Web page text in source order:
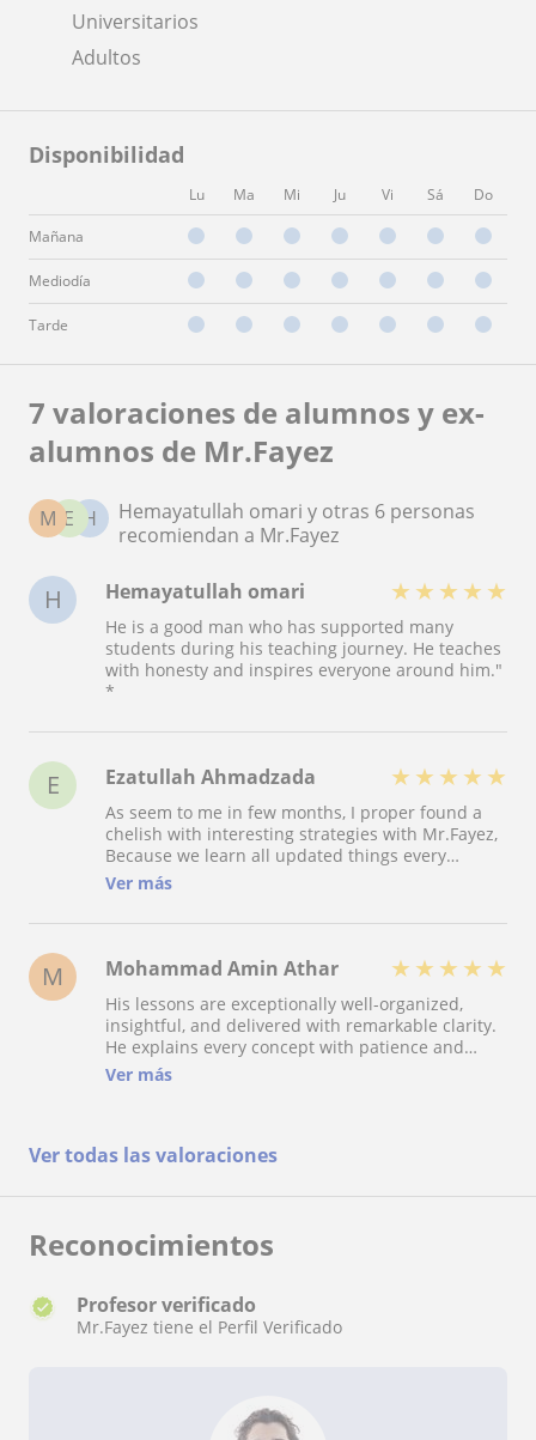
Universitarios
Adultos
Disponibilidad
Lu Ma Mi Ju Vi Sá Do
Mañana
Mediodía
Tarde
7 valoraciones de alumnos y ex-
alumnos de Mr.Fayez
H
E
M
Hemayatullah omari y otras 6 personas
recomiendan a Mr.Fayez
H Hemayatullah omari ★ ★ ★ ★ ★
He is a good man who has supported many
students during his teaching journey. He teaches
with honesty and inspires everyone around him."
*
E Ezatullah Ahmadzada ★ ★ ★ ★ ★
As seem to me in few months, I proper found a
chelish with interesting strategies with Mr.Fayez,
Because we learn all updated things every
lessons that we didn't before. I kindly appreciate
with us regarding each lessons to provide a widly
Ver más
M Mohammad Amin Athar ★ ★ ★ ★ ★
His lessons are exceptionally well-organized,
insightful, and delivered with remarkable clarity.
He explains every concept with patience and
precision, offers highly effective strategies for
confident and well-prepared for the IELTS test.
recommended.
Ver más
Ver todas las valoraciones
Reconocimientos
Profesor verificado
Mr.Fayez tiene el Perfil Verificado